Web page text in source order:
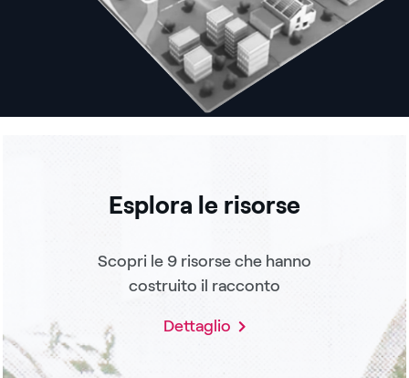
Esplora le risorse
Scopri le 9 risorse che hanno
costruito il racconto
Dettaglio